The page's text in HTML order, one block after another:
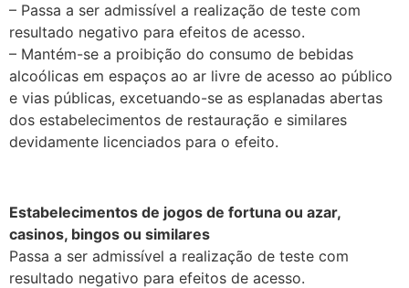
– Passa a ser admissível a realização de teste com
resultado negativo para efeitos de acesso.
– Mantém-se a proibição do consumo de bebidas
alcoólicas em espaços ao ar livre de acesso ao público
e vias públicas, excetuando-se as esplanadas abertas
dos estabelecimentos de restauração e similares
devidamente licenciados para o efeito.
Estabelecimentos de jogos de fortuna ou azar,
casinos, bingos ou similares
Passa a ser admissível a realização de teste com
resultado negativo para efeitos de acesso.